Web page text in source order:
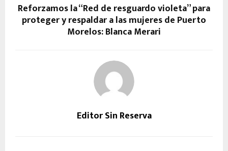
Reforzamos la “Red de resguardo violeta” para
proteger y respaldar a las mujeres de Puerto
Morelos: Blanca Merari
Editor Sin Reserva